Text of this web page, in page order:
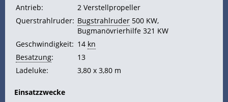
Antrieb:
2 Verstellpropeller
Querstrahlruder: Bugstrahlruder 500 KW,
Bugmanövrierhilfe 321 KW
Geschwindigkeit: 14 kn
Besatzung:
13
Ladeluke:
3,80 x 3,80 m
Einsatzzwecke